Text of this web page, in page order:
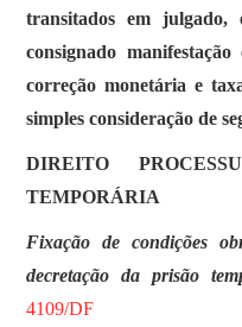
transitados em julgado,
consignado
correção monetária e
simples consideração de
DIREITO
TEMPORÁRIA
Fixação de condições
decretação da prisão
4109/DF